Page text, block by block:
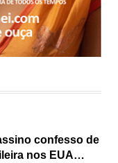
confesso de
nos EUA